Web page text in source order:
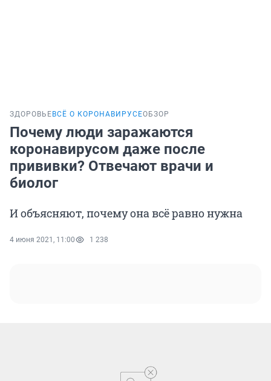
ЗДОРОВЬЕ ВСЁ О КОРОНАВИРУСЕОБЗОР
Почему люди заражаются
коронавирусом даже после
прививки? Отвечают врачи и
биолог
И объясняют, почему она всё равно нужна
4 июня 2021, 11:00 1 238